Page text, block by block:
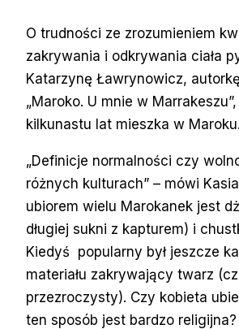
O trudności ze zrozumieniem
zakrywania i odkrywania ciała
Katarzynę Ławrynowicz,
„Maroko. U mnie w
kilkunastu lat mieszka w Maroku.
„Definicje normalności czy
różnych kulturach” – mówi
ubiorem wielu Marokanek jest
długiej sukni z kapturem) i
Kiedyś popularny był jeszcze
materiału zakrywający twarz
przezroczysty). Czy kobieta
ten sposób jest bardzo